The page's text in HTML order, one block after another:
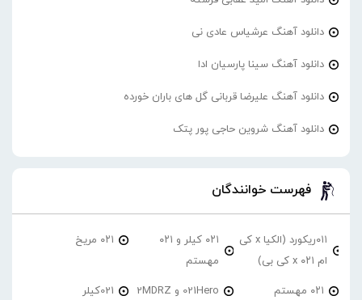
دانلود آهنگ عرشیاس عادی نی
دانلود آهنگ سینا پارسیان ادا
دانلود آهنگ علیرضا قربانی گل های باران خورده
دانلود آهنگ شروین حاجی پور پتک
فهرست خوانندگان
۰۱۱ریکورد (الکیا x کی
ام ۰۲۱ x کی بی)
۰۲۱ کیلر و ۰۲۱
مهستم
۰۲۱ مریخ
۰۲۱ مهستم 021Hero و 2MDRZ 021کیلر